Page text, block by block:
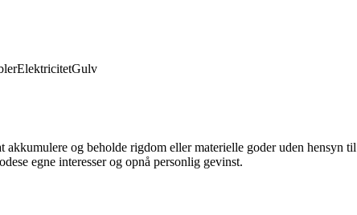
ElektricitetGulv
og beholde rigdom eller materielle goder uden hensyn
egne interesser og opnå personlig gevinst.